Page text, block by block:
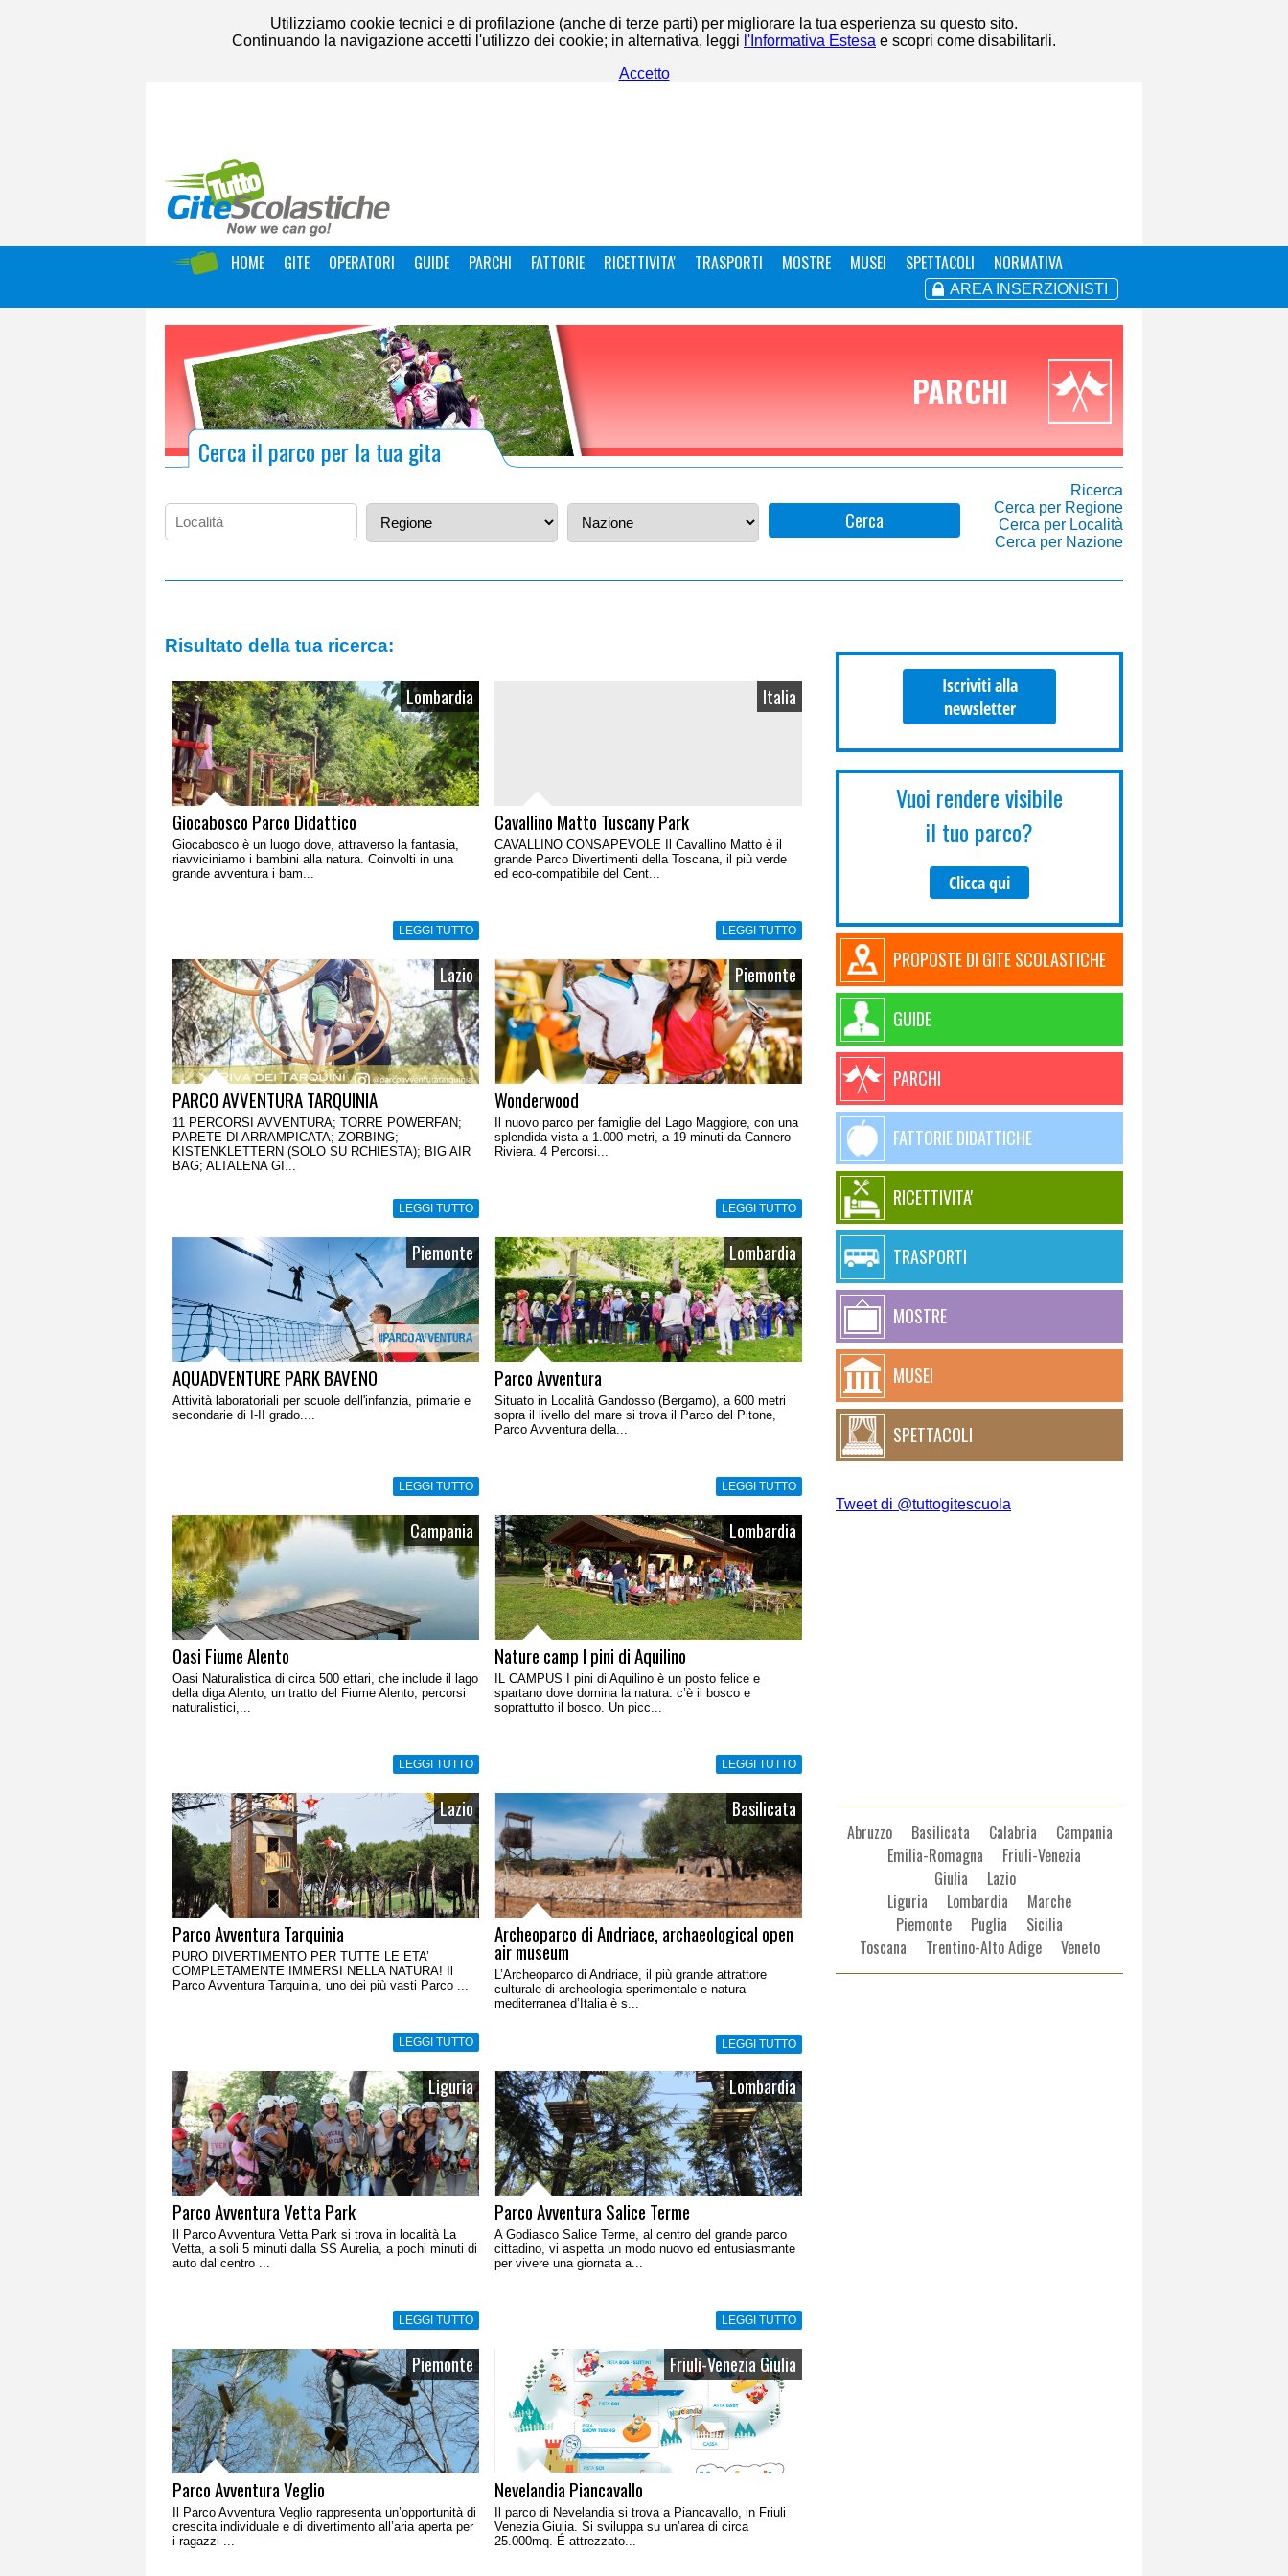
Utilizziamo cookie tecnici e di profilazione (anche di terze parti) per migliorare la tua esperienza su questo sito.
Continuando la navigazione accetti l'utilizzo dei cookie; in alternativa, leggi l'Informativa Estesa e scopri come disabilitarli.
Accetto
HOME GITE OPERATORI GUIDE PARCHI FATTORIE RICETTIVITA' TRASPORTI MOSTRE MUSEI SPETTACOLI NORMATIVA
AREA INSERZIONISTI
PARCHI
Cerca il parco per la tua gita
Cerca
Ricerca
Cerca per Regione
Cerca per Località
Cerca per Nazione
Risultato della tua ricerca:
Lombardia
Giocabosco Parco Didattico
Giocabosco è un luogo dove, attraverso la fantasia,
riavviciniamo i bambini alla natura. Coinvolti in una
grande avventura i bam...
LEGGI TUTTO
Italia
Cavallino Matto Tuscany Park
CAVALLINO CONSAPEVOLE Il Cavallino Matto è il
grande Parco Divertimenti della Toscana, il più verde
ed eco-compatibile del Cent...
LEGGI TUTTO
Lazio
PARCO AVVENTURA TARQUINIA
11 PERCORSI AVVENTURA; TORRE POWERFAN;
PARETE DI ARRAMPICATA; ZORBING;
KISTENKLETTERN (SOLO SU RCHIESTA); BIG AIR
BAG; ALTALENA GI...
LEGGI TUTTO
Piemonte
Wonderwood
Il nuovo parco per famiglie del Lago Maggiore, con una
splendida vista a 1.000 metri, a 19 minuti da Cannero
Riviera. 4 Percorsi...
LEGGI TUTTO
Piemonte
AQUADVENTURE PARK BAVENO
Attività laboratoriali per scuole dell'infanzia, primarie e
secondarie di I-II grado....
LEGGI TUTTO
Lombardia
Parco Avventura
Situato in Località Gandosso (Bergamo), a 600 metri
sopra il livello del mare si trova il Parco del Pitone,
Parco Avventura della...
LEGGI TUTTO
Campania
Oasi Fiume Alento
Oasi Naturalistica di circa 500 ettari, che include il lago
della diga Alento, un tratto del Fiume Alento, percorsi
naturalistici,...
LEGGI TUTTO
Lombardia
Nature camp I pini di Aquilino
IL CAMPUS I pini di Aquilino è un posto felice e
spartano dove domina la natura: c’è il bosco e
soprattutto il bosco. Un picc...
LEGGI TUTTO
Lazio
Parco Avventura Tarquinia
PURO DIVERTIMENTO PER TUTTE LE ETA’
COMPLETAMENTE IMMERSI NELLA NATURA! Il
Parco Avventura Tarquinia, uno dei più vasti Parco ...
LEGGI TUTTO
Basilicata
Archeoparco di Andriace, archaeological open
air museum
L’Archeoparco di Andriace, il più grande attrattore
culturale di archeologia sperimentale e natura
mediterranea d’Italia è s...
LEGGI TUTTO
Liguria
Parco Avventura Vetta Park
Il Parco Avventura Vetta Park si trova in località La
Vetta, a soli 5 minuti dalla SS Aurelia, a pochi minuti di
auto dal centro ...
LEGGI TUTTO
Lombardia
Parco Avventura Salice Terme
A Godiasco Salice Terme, al centro del grande parco
cittadino, vi aspetta un modo nuovo ed entusiasmante
per vivere una giornata a...
LEGGI TUTTO
Piemonte
Parco Avventura Veglio
Il Parco Avventura Veglio rappresenta un’opportunità di
crescita individuale e di divertimento all’aria aperta per
i ragazzi ...
Friuli-Venezia Giulia
Nevelandia Piancavallo
Il parco di Nevelandia si trova a Piancavallo, in Friuli
Venezia Giulia. Si sviluppa su un’area di circa
25.000mq. É attrezzato...
Iscriviti alla
newsletter
Vuoi rendere visibile
il tuo parco?
Clicca qui
PROPOSTE DI GITE SCOLASTICHE
GUIDE
PARCHI
FATTORIE DIDATTICHE
RICETTIVITA'
TRASPORTI
MOSTRE
MUSEI
SPETTACOLI
Tweet di @tuttogitescuola
Abruzzo Basilicata Calabria
Campania
Emilia-Romagna
Friuli-Venezia
Giulia
Lazio
Liguria
Lombardia
Marche
Piemonte
Puglia
Sicilia
Toscana
Trentino-Alto Adige Veneto